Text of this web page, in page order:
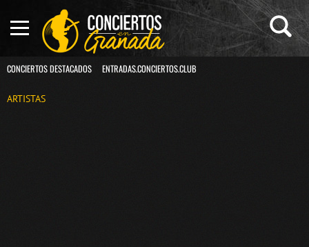
CONCIERTOS DESTACADOS ENTRADAS.CONCIERTOS.CLUB
ARTISTAS